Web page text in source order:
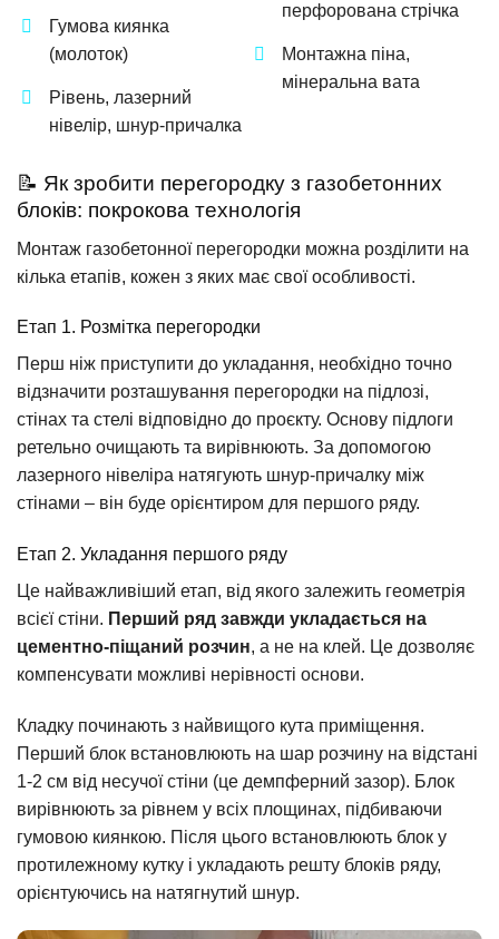
Гумова киянка
(молоток)
Рівень, лазерний
нівелір, шнур-причалка
перфорована стрічка
Монтажна піна,
мінеральна вата
📝 Як зробити перегородку з газобетонних
блоків: покрокова технологія
Монтаж газобетонної перегородки можна розділити на
кілька етапів, кожен з яких має свої особливості.
Етап 1. Розмітка перегородки
Перш ніж приступити до укладання, необхідно точно
відзначити розташування перегородки на підлозі,
стінах та стелі відповідно до проєкту. Основу підлоги
ретельно очищають та вирівнюють. За допомогою
лазерного нівеліра натягують шнур-причалку між
стінами – він буде орієнтиром для першого ряду.
Етап 2. Укладання першого ряду
Це найважливіший етап, від якого залежить геометрія
всієї стіни. Перший ряд завжди укладається на
цементно-піщаний розчин, а не на клей. Це дозволяє
компенсувати можливі нерівності основи.
Кладку починають з найвищого кута приміщення.
Перший блок встановлюють на шар розчину на відстані
1-2 см від несучої стіни (це демпферний зазор). Блок
вирівнюють за рівнем у всіх площинах, підбиваючи
гумовою киянкою. Після цього встановлюють блок у
протилежному кутку і укладають решту блоків ряду,
орієнтуючись на натягнутий шнур.